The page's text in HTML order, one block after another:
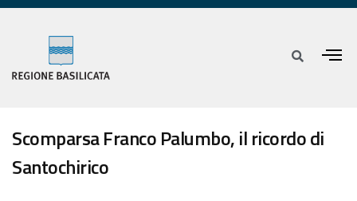
Scomparsa Franco Palumbo, il ricordo di
Santochirico